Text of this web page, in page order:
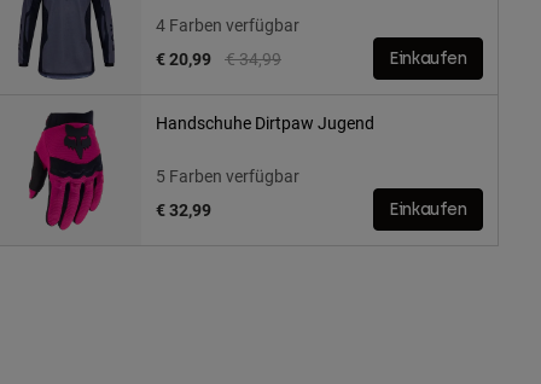
4 Farben verfügbar
Price reduced from
€ 34,99to
€ 20,99 Einkaufen
Handschuhe Dirtpaw Jugend
5 Farben verfügbar
€ 32,99
Einkaufen